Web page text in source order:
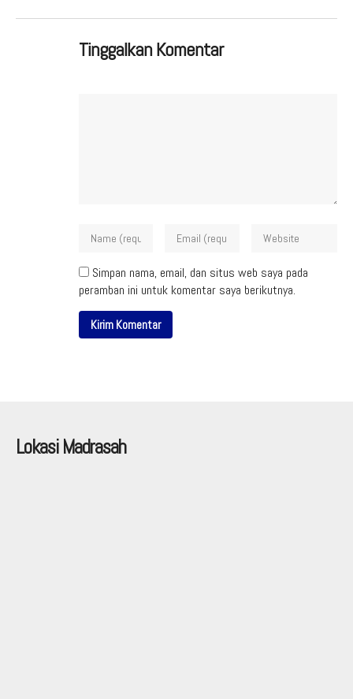
Tinggalkan Komentar
Simpan nama, email, dan situs web saya pada
peramban ini untuk komentar saya berikutnya.
Lokasi Madrasah